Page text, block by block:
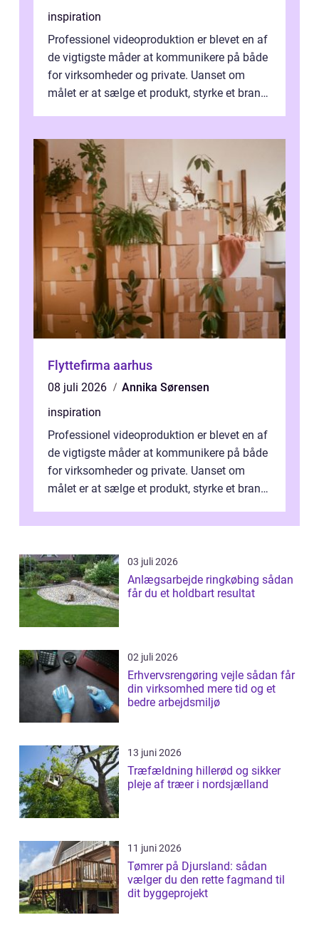
inspiration
Professionel videoproduktion er blevet en af
de vigtigste måder at kommunikere på både
for virksomheder og private. Uanset om
målet er at sælge et produkt, styrke et brand,
Flyttefirma aarhus
08 juli 2026
Annika Sørensen
inspiration
Professionel videoproduktion er blevet en af
de vigtigste måder at kommunikere på både
for virksomheder og private. Uanset om
målet er at sælge et produkt, styrke et brand,
03 juli 2026
Anlægsarbejde ringkøbing sådan
får du et holdbart resultat
02 juli 2026
Erhvervsrengøring vejle sådan får
din virksomhed mere tid og et
bedre arbejdsmiljø
13 juni 2026
Træfældning hillerød og sikker
pleje af træer i nordsjælland
11 juni 2026
Tømrer på Djursland: sådan
vælger du den rette fagmand til
dit byggeprojekt